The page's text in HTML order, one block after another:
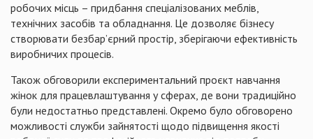
робочих місць – придбання спеціалізованих меблів,
технічних засобів та обладнання. Це дозволяє бізнесу
створювати безбар’єрний простір, зберігаючи ефективність
виробничих процесів.
Також обговорили експериментальний проєкт навчання
жінок для працевлаштування у сферах, де вони традиційно
були недостатньо представлені. Окремо було обговорено
можливості служби зайнятості щодо підвищення якості